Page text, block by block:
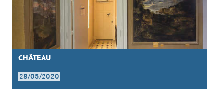
CHÂTEAU
28/05/2020